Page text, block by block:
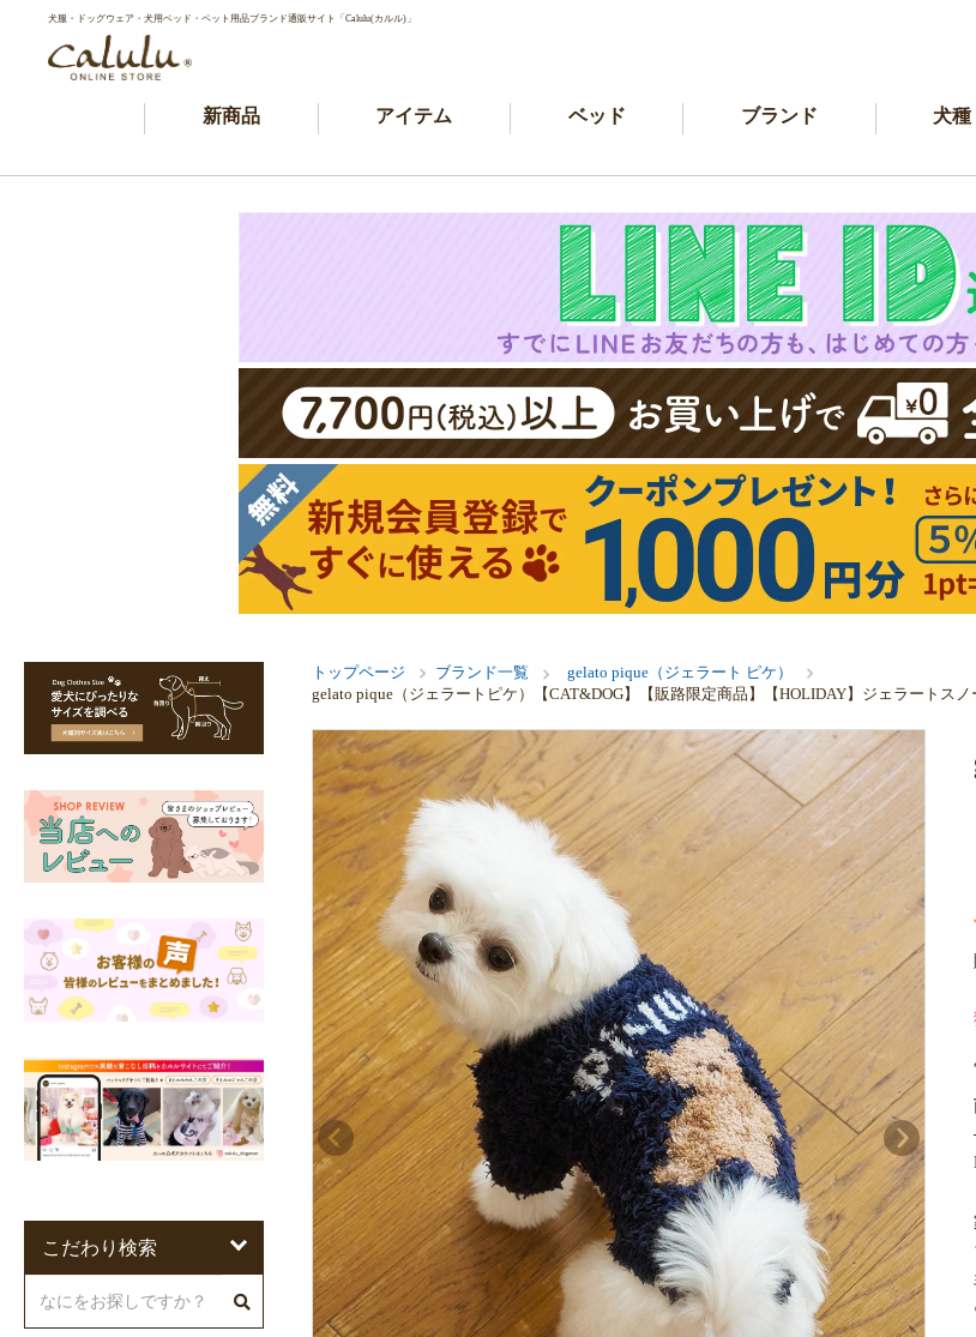
犬服・ドッグウェア・犬用ベッド・ペット用品ブランド通販サイト「Calulu(カルル)」
新商品 アイテム ベッド ブランド 犬種
トップページ ブランド一覧
gelato pique（ジェラート ピケ）
gelato pique（ジェラートピケ）【CAT&DOG】【販路限定商品】【HOLIDAY】ジェラートス
こだわり検索